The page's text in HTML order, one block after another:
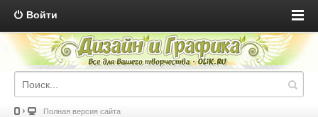
Войти
Полная версия сайта